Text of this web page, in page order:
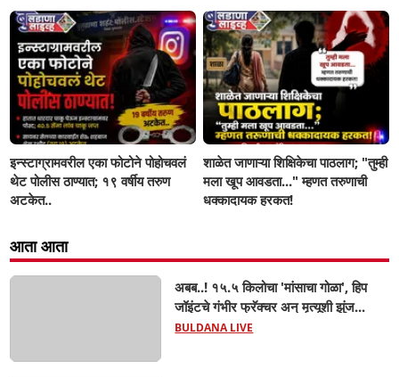
इन्स्टाग्रामवरील एका फोटोने पोहोचवलं
थेट पोलीस ठाण्यात; १९ वर्षीय तरुण
अटकेत..
शाळेत जाणाऱ्या शिक्षिकेचा पाठलाग; "तुम्ही
मला खूप आवडता..." म्हणत तरुणाची
धक्कादायक हरकत!
आता आता
अबब..! १५.५ किलोचा 'मांसाचा गोळा', हिप
जॉइंटचे गंभीर फ्रॅक्चर अन् मृत्यूशी झुंज...
BULDANA LIVE